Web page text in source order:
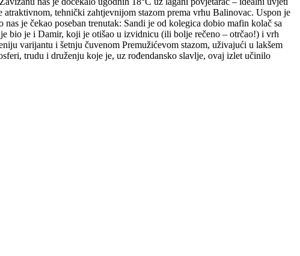
tehnički zahtjevnijom stazom prema vrhu Balinovac. Uspon je
je čekao poseban trenutak: Sandi je od kolegica dobio mafin kolač sa
bio je i Damir, koji je otišao u izvidnicu (ili bolje rečeno – otrčao!) i vrh
varijantu i šetnju čuvenom Premužićevom stazom, uživajući u lakšem
trudu i druženju koje je, uz rođendansko slavlje, ovaj izlet učinilo